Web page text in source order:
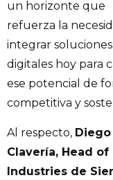
un horizonte que
refuerza la
integrar soluciones
digitales hoy para
ese potencial de
competitiva y
Al respecto, Diego
Clavería, Head
Industries de